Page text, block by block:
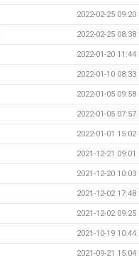
2022-02-25 09:20
2022-02-25 08:38
2022-01-20 11:44
2022-01-10 08:33
2022-01-05 09:58
2022-01-05 07:57
2022-01-01 15:02
2021-12-21 09:01
2021-12-20 10:03
2021-12-02 17:48
2021-12-02 09:25
2021-10-19 10:44
2021-09-21 15:04